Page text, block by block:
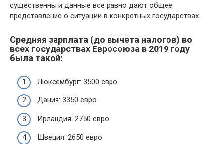
существенны и данные все равно дают общее
представление о ситуации в конкретных государствах.
Средняя зарплата (до вычета налогов) во
всех государствах Евросоюза в 2019 году
была такой:
Люксембург: 3500 евро
Дания: 3350 евро
Ирландия: 2750 евро
Швеция: 2650 евро